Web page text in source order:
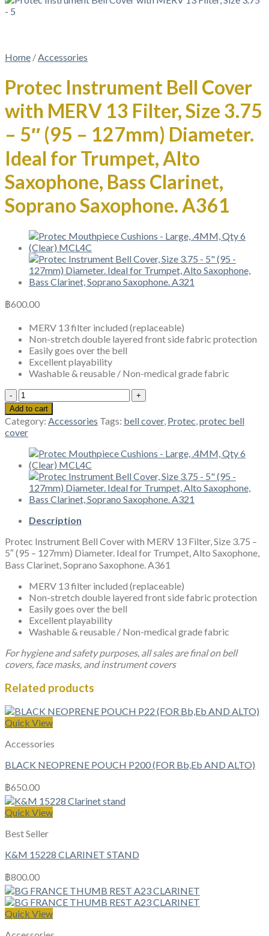
Home /Accessories
Protec Instrument Bell Cover
with MERV 13 Filter, Size 3.75
– 5″ (95 – 127mm) Diameter.
Ideal for Trumpet, Alto
Saxophone, Bass Clarinet,
Soprano Saxophone. A361
฿600.00
MERV 13 filter included (replaceable)
Non-stretch double layered front side fabric protection
Easily goes over the bell
Excellent playability
Washable & reusable / Non-medical grade fabric
Protec
Instrument
Bell
Cover
with
MERV
13
Filter,
Size
3.75
5"
-
127mm)
Diameter.
for
Trumpet,
Alto
Saxophone,
Bass
Soprano
Saxophone.
quantity
Add to cart
Category: Accessories Tags: bell cover, Protec,protec bell
cover
Description
Protec Instrument Bell Cover with MERV 13 Filter, Size 3.75 –
5″ (95 – 127mm) Diameter. Ideal for Trumpet, Alto Saxophone,
Bass Clarinet, Soprano Saxophone. A361
MERV 13 filter included (replaceable)
Non-stretch double layered front side fabric protection
Easily goes over the bell
Excellent playability
Washable & reusable / Non-medical grade fabric
For hygiene and safety purposes, all sales are final on bell
covers, face masks, and instrument covers
Related products
Quick View
Accessories
BLACK NEOPRENE POUCH P200 (FOR Bb,Eb AND ALTO)
฿650.00
Quick View
Best Seller
K&M 15228 CLARINET STAND
฿800.00
Quick View